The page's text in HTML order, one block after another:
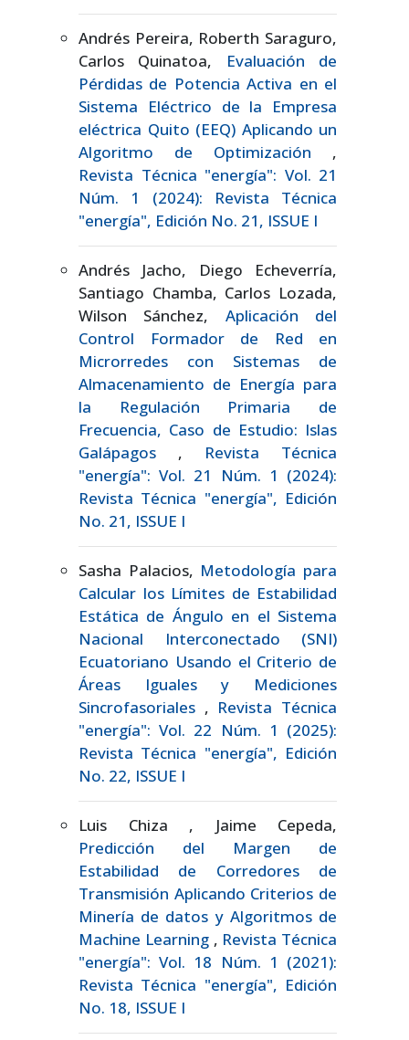
Andrés Pereira, Roberth Saraguro,
Carlos Quinatoa,
Evaluación de
Pérdidas de Potencia Activa en el
Sistema Eléctrico de la Empresa
eléctrica Quito (EEQ) Aplicando un
Algoritmo de Optimización ,
Revista Técnica "energía": Vol. 21
Núm. 1 (2024): Revista Técnica
"energía", Edición No. 21, ISSUE I
Andrés Jacho, Diego Echeverría,
Santiago Chamba, Carlos Lozada,
Wilson Sánchez, Aplicación del
Control Formador de Red en
Microrredes con Sistemas de
Almacenamiento de Energía para
la Regulación Primaria de
Frecuencia, Caso de Estudio: Islas
Galápagos , Revista Técnica
"energía": Vol. 21 Núm. 1 (2024):
Revista Técnica "energía", Edición
No. 21, ISSUE I
Sasha Palacios, Metodología para
Calcular los Límites de Estabilidad
Estática de Ángulo en el Sistema
Nacional Interconectado (SNI)
Ecuatoriano Usando el Criterio de
Áreas Iguales y Mediciones
Sincrofasoriales , Revista Técnica
"energía": Vol. 22 Núm. 1 (2025):
Revista Técnica "energía", Edición
No. 22, ISSUE I
Luis Chiza , Jaime Cepeda,
Predicción del Margen de
Estabilidad de Corredores de
Transmisión Aplicando Criterios de
Minería de datos y Algoritmos de
Machine Learning , Revista Técnica
"energía": Vol. 18 Núm. 1 (2021):
Revista Técnica "energía", Edición
No. 18, ISSUE I